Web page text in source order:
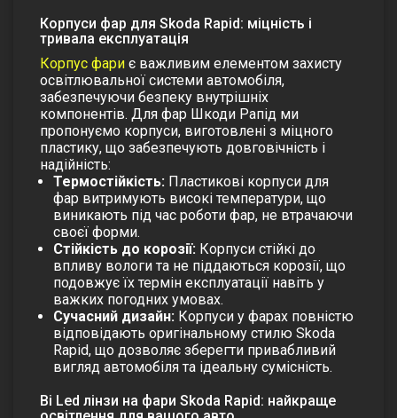
Корпуси фар для Skoda Rapid: міцність і
тривала експлуатація
Корпус фари є важливим елементом захисту
освітлювальної системи автомобіля,
забезпечуючи безпеку внутрішніх
компонентів. Для фар Шкоди Рапід ми
пропонуємо корпуси, виготовлені з міцного
пластику, що забезпечують довговічність і
надійність:
Термостійкість: Пластикові корпуси для
фар витримують високі температури, що
виникають під час роботи фар, не втрачаючи
своєї форми.
Стійкість до корозії: Корпуси стійкі до
впливу вологи та не піддаються корозії, що
подовжує їх термін експлуатації навіть у
важких погодних умовах.
Сучасний дизайн: Корпуси у фарах повністю
відповідають оригінальному стилю Skoda
Rapid, що дозволяє зберегти привабливий
вигляд автомобіля та ідеальну сумісність.
Bi Led лінзи на фари Skoda Rapid: найкраще